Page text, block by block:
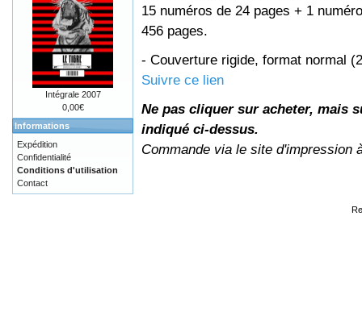
15 numéros de 24 pages + 1
456 pages.
- Couverture rigide, format normal
Suivre ce lien
Ne pas cliquer sur acheter, mais
indiqué ci-dessus.
Commande via le site d'impression
Intégrale 2007
0,00€
Informations
Expédition
Confidentialité
Conditions d'utilisation
Contact